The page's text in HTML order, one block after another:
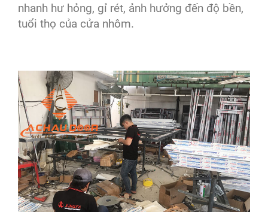
nhanh hư hỏng, gỉ rét, ảnh hưởng đến độ bền,
tuổi thọ của cửa nhôm.